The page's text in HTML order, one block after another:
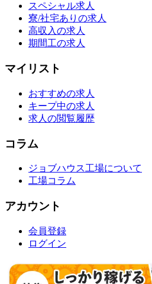
スペシャル求人
寮/社宅ありの求人
高収入の求人
期間工の求人
マイリスト
おすすめの求人
キープ中の求人
求人の閲覧履歴
コラム
ジョブハウス工場について
工場コラム
アカウント
会員登録
ログイン